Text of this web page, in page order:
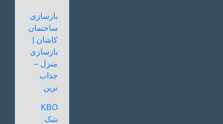
بازسازی
ساختمان
کاشان |
بازسازی
منزل --
جذاب
ترین
KBO
شک